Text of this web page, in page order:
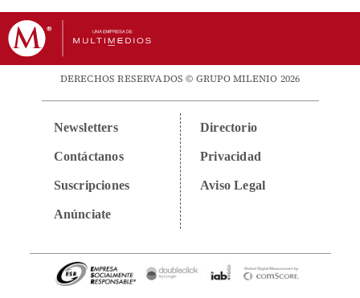
DERECHOS RESERVADOS © GRUPO MILENIO 2026
Newsletters
Contáctanos
Suscripciones
Anúnciate
Directorio
Privacidad
Aviso Legal